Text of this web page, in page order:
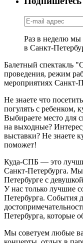
Раз в неделю мы
в Санкт-
Балетный спектакль
проведения, режим
мероприятиях Санкт-
Не знаете что
погулять с ребенком,
Выбираете место для
на выходные?
выставки? Не знаете
поможет!
Куда-СПБ — это
Санкт-Петербурга. Мы
Петербурге с
У нас только лучшие
Петербурга. События
Петербурга, которые
Мы советуем любые